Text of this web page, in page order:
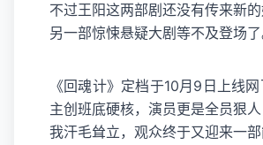
不过王阳这两部剧还没有传来新
另一部惊悚悬疑大剧等不及登场了
《回魂计》定档于10月9日上线网
主创班底硬核，演员更是全员狠
我汗毛耸立，观众终于又迎来一